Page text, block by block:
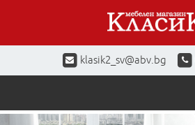
klasik2_sv@abv.bg